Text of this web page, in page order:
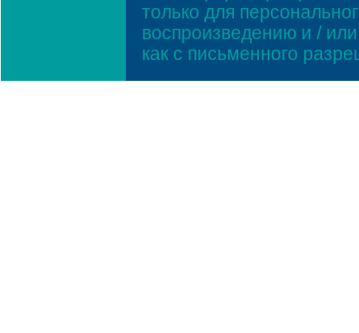
только для
воспроизведению и /
как с письменного